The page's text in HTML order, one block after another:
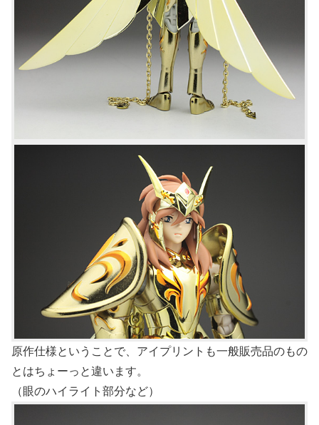
原作仕様ということで、アイプリントも一般販売品のもの
とはちょーっと違います。
（眼のハイライト部分など）